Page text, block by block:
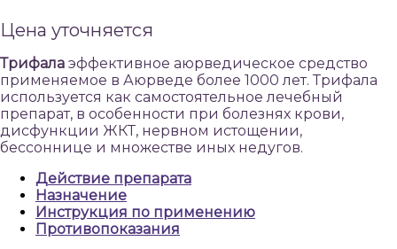
Цена уточняется
Трифала эффективное аюрведическое средство
применяемое в Аюрведе более 1000 лет. Трифала
используется как самостоятельное лечебный
препарат, в особенности при болезнях крови,
дисфункции ЖКТ, нервном истощении,
бессоннице и множестве иных недугов.
Действие препарата
Назначение
Инструкция по применению
Противопоказания